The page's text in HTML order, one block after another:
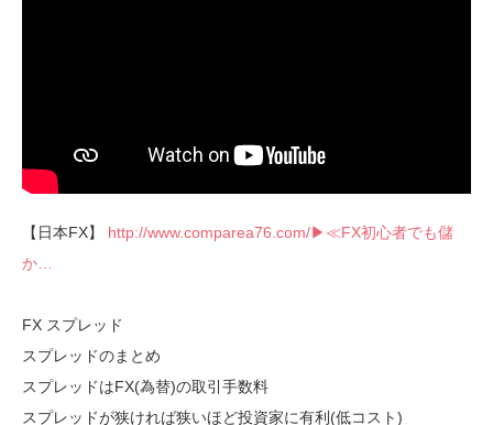
【日本FX】 http://www.comparea76.com/▶≪FX初心者でも儲
か…
FX スプレッド
スプレッドのまとめ
スプレッドはFX(為替)の取引手数料
スプレッドが狭ければ狭いほど投資家に有利(低コスト)